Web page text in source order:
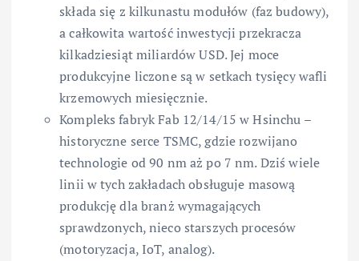
składa się z kilkunastu modułów (faz budowy),
a całkowita wartość inwestycji przekracza
kilkadziesiąt miliardów USD. Jej moce
produkcyjne liczone są w setkach tysięcy wafli
krzemowych miesięcznie.
Kompleks fabryk Fab 12/14/15 w Hsinchu –
historyczne serce TSMC, gdzie rozwijano
technologie od 90 nm aż po 7 nm. Dziś wiele
linii w tych zakładach obsługuje masową
produkcję dla branż wymagających
sprawdzonych, nieco starszych procesów
(motoryzacja, IoT, analog).